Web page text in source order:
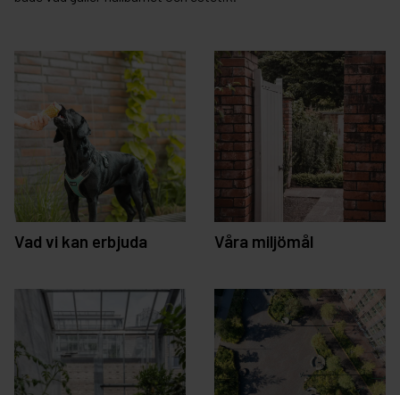
Vad vi kan erbjuda Våra miljömål